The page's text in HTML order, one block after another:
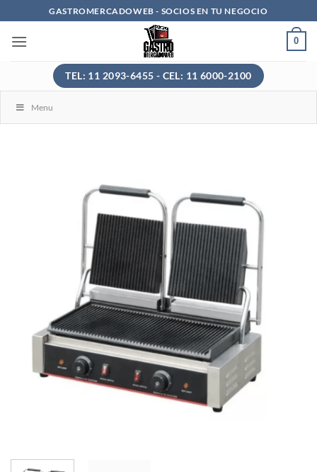
al
contenido
GASTROMERCADOWEB - SOCIOS EN TU NEGOCIO
0
TEL: 11 2093-6455 - CEL: 11 6000-2100
Menu